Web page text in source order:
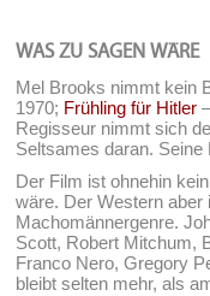
WAS ZU SAGEN WÄRE
Mel Brooks nimmt kein
1970; Frühling für Hitler
Regisseur nimmt sich
Seltsames daran. Seine
Der Film ist ohnehin
wäre. Der Western aber
Machomännergenre.
Scott, Robert Mitchum,
Franco Nero, Gregory
bleibt selten mehr, als